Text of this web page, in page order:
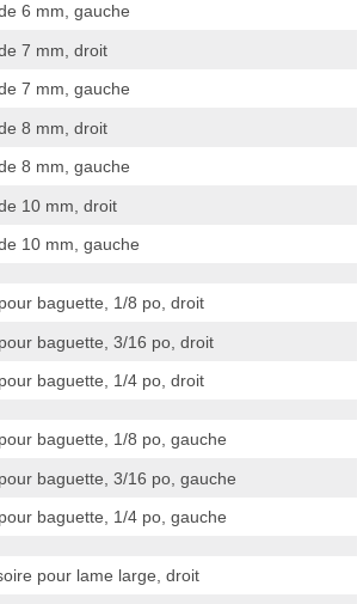
6 mm, gauche
7 mm, droit
7 mm, gauche
8 mm, droit
8 mm, gauche
10 mm, droit
10 mm, gauche
baguette, 1/8 po, droit
baguette, 3/16 po, droit
baguette, 1/4 po, droit
baguette, 1/8 po, gauche
baguette, 3/16 po, gauche
baguette, 1/4 po, gauche
pour lame large, droit